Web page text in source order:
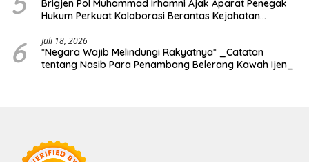
Brigjen Pol Muhammad Irhamni Ajak Aparat Penegak
Hukum Perkuat Kolaborasi Berantas Kejahatan
6 Juli 18, 2026
*Negara Wajib Melindungi Rakyatnya* _Catatan
tentang Nasib Para Penambang Belerang Kawah Ijen_